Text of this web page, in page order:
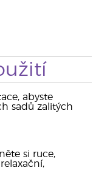
abyste
sadů zalitých
si ruce,